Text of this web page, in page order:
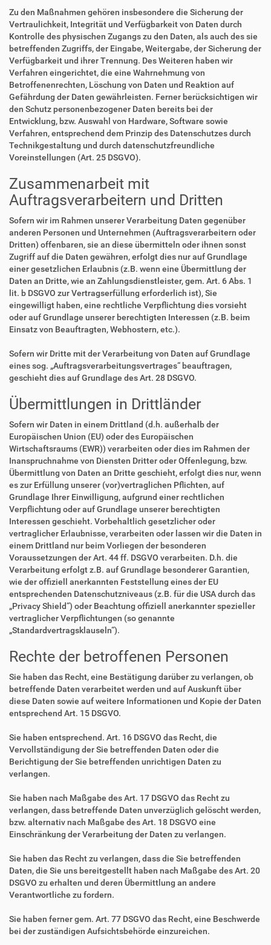
Zu den Maßnahmen gehören insbesondere die Sicherung der
Vertraulichkeit, Integrität und Verfügbarkeit von Daten durch
Kontrolle des physischen Zugangs zu den Daten, als auch des sie
betreffenden Zugriffs, der Eingabe, Weitergabe, der Sicherung der
Verfügbarkeit und ihrer Trennung. Des Weiteren haben wir
Verfahren eingerichtet, die eine Wahrnehmung von
Betroffenenrechten, Löschung von Daten und Reaktion auf
Gefährdung der Daten gewährleisten. Ferner berücksichtigen wir
den Schutz personenbezogener Daten bereits bei der
Entwicklung, bzw. Auswahl von Hardware, Software sowie
Verfahren, entsprechend dem Prinzip des Datenschutzes durch
Technikgestaltung und durch datenschutzfreundliche
Voreinstellungen (Art. 25 DSGVO).
Zusammenarbeit mit
Auftragsverarbeitern und Dritten
Sofern wir im Rahmen unserer Verarbeitung Daten gegenüber
anderen Personen und Unternehmen (Auftragsverarbeitern oder
Dritten) offenbaren, sie an diese übermitteln oder ihnen sonst
Zugriff auf die Daten gewähren, erfolgt dies nur auf Grundlage
einer gesetzlichen Erlaubnis (z.B. wenn eine Übermittlung der
Daten an Dritte, wie an Zahlungsdienstleister, gem. Art. 6 Abs. 1
lit. b DSGVO zur Vertragserfüllung erforderlich ist), Sie
eingewilligt haben, eine rechtliche Verpflichtung dies vorsieht
oder auf Grundlage unserer berechtigten Interessen (z.B. beim
Einsatz von Beauftragten, Webhostern, etc.).
Sofern wir Dritte mit der Verarbeitung von Daten auf Grundlage
eines sog. „Auftragsverarbeitungsvertrages“ beauftragen,
geschieht dies auf Grundlage des Art. 28 DSGVO.
Übermittlungen in Drittländer
Sofern wir Daten in einem Drittland (d.h. außerhalb der
Europäischen Union (EU) oder des Europäischen
Wirtschaftsraums (EWR)) verarbeiten oder dies im Rahmen der
Inanspruchnahme von Diensten Dritter oder Offenlegung, bzw.
Übermittlung von Daten an Dritte geschieht, erfolgt dies nur, wenn
es zur Erfüllung unserer (vor)vertraglichen Pflichten, auf
Grundlage Ihrer Einwilligung, aufgrund einer rechtlichen
Verpflichtung oder auf Grundlage unserer berechtigten
Interessen geschieht. Vorbehaltlich gesetzlicher oder
vertraglicher Erlaubnisse, verarbeiten oder lassen wir die Daten in
einem Drittland nur beim Vorliegen der besonderen
Voraussetzungen der Art. 44 ff. DSGVO verarbeiten. D.h. die
Verarbeitung erfolgt z.B. auf Grundlage besonderer Garantien,
wie der offiziell anerkannten Feststellung eines der EU
entsprechenden Datenschutzniveaus (z.B. für die USA durch das
„Privacy Shield“) oder Beachtung offiziell anerkannter spezieller
vertraglicher Verpflichtungen (so genannte
„Standardvertragsklauseln“).
Rechte der betroffenen Personen
Sie haben das Recht, eine Bestätigung darüber zu verlangen, ob
betreffende Daten verarbeitet werden und auf Auskunft über
diese Daten sowie auf weitere Informationen und Kopie der Daten
entsprechend Art. 15 DSGVO.
Sie haben entsprechend. Art. 16 DSGVO das Recht, die
Vervollständigung der Sie betreffenden Daten oder die
Berichtigung der Sie betreffenden unrichtigen Daten zu
verlangen.
Sie haben nach Maßgabe des Art. 17 DSGVO das Recht zu
verlangen, dass betreffende Daten unverzüglich gelöscht werden,
bzw. alternativ nach Maßgabe des Art. 18 DSGVO eine
Einschränkung der Verarbeitung der Daten zu verlangen.
Sie haben das Recht zu verlangen, dass die Sie betreffenden
Daten, die Sie uns bereitgestellt haben nach Maßgabe des Art. 20
DSGVO zu erhalten und deren Übermittlung an andere
Verantwortliche zu fordern.
Sie haben ferner gem. Art. 77 DSGVO das Recht, eine Beschwerde
bei der zuständigen Aufsichtsbehörde einzureichen.